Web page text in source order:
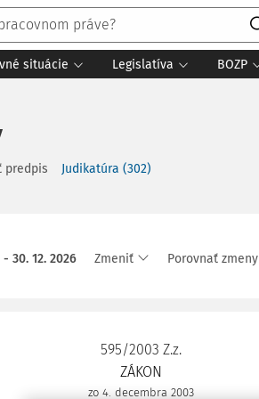
situácie Legislatíva BOZP
predpis Judikatúra (302)
- 30. 12. 2026 Zmeniť Porovnať zmeny
595/2003 Z.z.
ZÁKON
zo 4. decembra 2003